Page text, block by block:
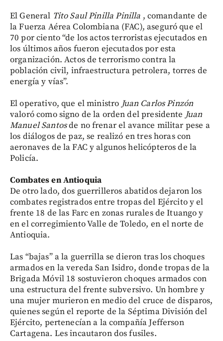
El General Tito Saul Pinilla Pinilla , comandante de
la Fuerza Aérea Colombiana (FAC), aseguró que el
70 por ciento “de los actos terroristas ejecutados en
los últimos años fueron ejecutados por esta
organización. Actos de terrorismo contra la
población civil, infraestructura petrolera, torres de
energía y vías”.
El operativo, que el ministro Juan Carlos Pinzón
valoró como signo de la orden del presidente Juan
Manuel Santosde no frenar el avance militar pese a
los diálogos de paz, se realizó en tres horas con
aeronaves de la FAC y algunos helicópteros de la
Policía.
Combates en Antioquia
De otro lado, dos guerrilleros abatidos dejaron los
combates registrados entre tropas del Ejército y el
frente 18 de las Farc en zonas rurales de Ituango y
en el corregimiento Valle de Toledo, en el norte de
Antioquia.
Las “bajas” a la guerrilla se dieron tras los choques
armados en la vereda San Isidro, donde tropas de la
Brigada Móvil 18 sostuvieron choques armados con
una estructura del frente subversivo. Un hombre y
una mujer murieron en medio del cruce de disparos,
quienes según el reporte de la Séptima División del
Ejército, pertenecían a la compañía Jefferson
Cartagena. Les incautaron dos fusiles.